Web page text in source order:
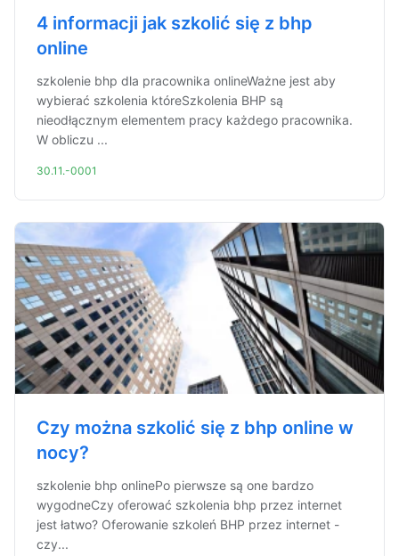
4 informacji jak szkolić się z bhp
online
szkolenie bhp dla pracownika onlineWażne jest aby
wybierać szkolenia któreSzkolenia BHP są
nieodłącznym elementem pracy każdego pracownika.
W obliczu ...
30.11.-0001
Czy można szkolić się z bhp online w
nocy?
szkolenie bhp onlinePo pierwsze są one bardzo
wygodneCzy oferować szkolenia bhp przez internet
jest łatwo? Oferowanie szkoleń BHP przez internet -
czy...